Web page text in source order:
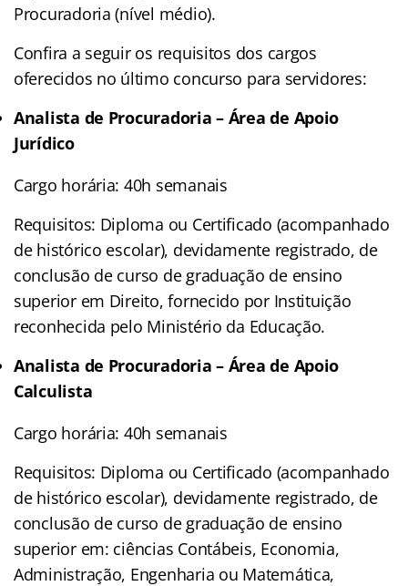
Procuradoria (nível médio).
Confira a seguir os requisitos dos cargos
oferecidos no último concurso para servidores:
Analista de Procuradoria – Área de Apoio
Jurídico
Cargo horária: 40h semanais
Requisitos: Diploma ou Certificado (acompanhado
de histórico escolar), devidamente registrado, de
conclusão de curso de graduação de ensino
superior em Direito, fornecido por Instituição
reconhecida pelo Ministério da Educação.
Analista de Procuradoria – Área de Apoio
Calculista
Cargo horária: 40h semanais
Requisitos: Diploma ou Certificado (acompanhado
de histórico escolar), devidamente registrado, de
conclusão de curso de graduação de ensino
superior em: ciências Contábeis, Economia,
Administração, Engenharia ou Matemática,